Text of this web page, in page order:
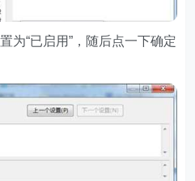
“已启用”，随后点一下确定